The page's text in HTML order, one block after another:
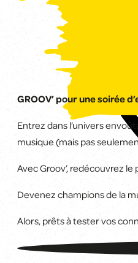
GROOV’ pour une soirée
Entrez dans l’univers
musique (mais pas
Avec Groov’, redécouvrez
Devenez champions de la
Alors, prêts à tester vos